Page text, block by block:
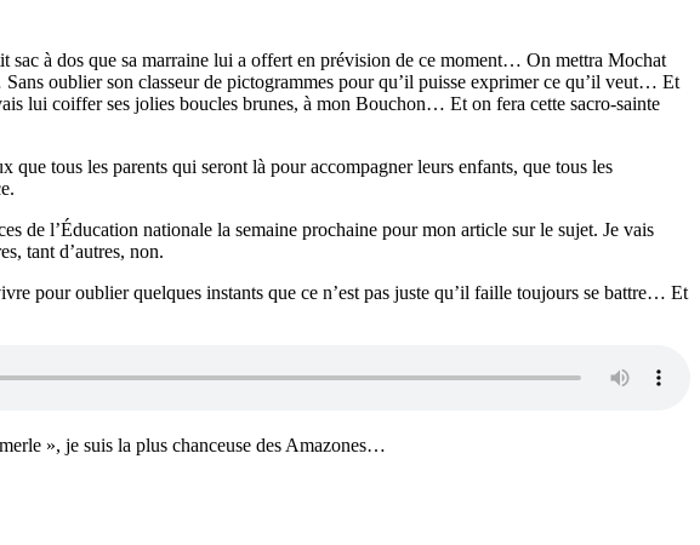
sac à dos que sa marraine lui a offert en prévision de ce moment… On mettra Mochat
oublier son classeur de pictogrammes pour qu’il puisse exprimer ce qu’il veut… Et
lui coiffer ses jolies boucles brunes, à mon Bouchon… Et on fera cette sacro-sainte
tous les parents qui seront là pour accompagner leurs enfants, que tous les
de l’Éducation nationale la semaine prochaine pour mon article sur le sujet. Je vais
tant d’autres, non.
pour oublier quelques instants que ce n’est pas juste qu’il faille toujours se battre… Et
», je suis la plus chanceuse des Amazones…